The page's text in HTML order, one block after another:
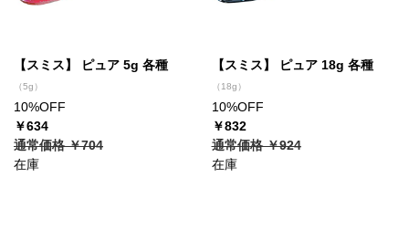
【スミス】 ピュア 5g 各種
（5g）
10%OFF
￥634
通常価格 ￥704
在庫
【スミス】 ピュア 18g 各種
（18g）
10%OFF
￥832
通常価格 ￥924
在庫